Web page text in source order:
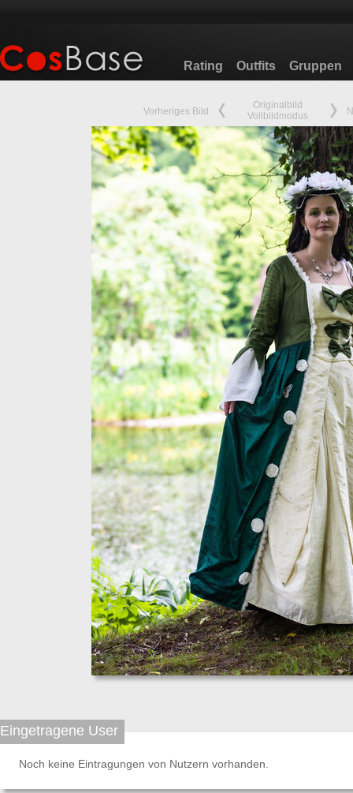
Rating Outfits Gruppen
Vorheriges Bild
Originalbild
Vollbildmodus
Eingetragene User
Noch keine Eintragungen von Nutzern vorhanden.